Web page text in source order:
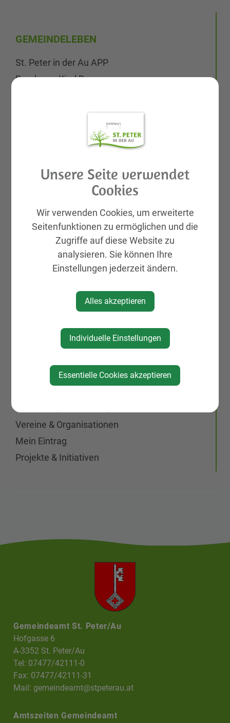
GEMEINDELEBEN
St. Peter in der Au APP
Rund ums Kind Basar
Kinderbetreuung
Schulen
Grundstücke & Wohnungen
Medizinische Versorgung
Nacht- & Wochenenddienste
Medizinische Dienstleister
Natur, Sport & Erholung
Vereine & Organisationen
Mein Eintrag
Projekte & Initiativen
Gemeindeamt St. Peter/Au
Hofgasse 6
A-3352 St. Peter/Au
Tel: 07477/42111-0
Fax: 07477/42111-31
Mail:gemeindeamt@stpeterau.at
Amtszeiten Gemeindeamt
Unsere Seite verwendet
Cookies
Wir verwenden Cookies, um erweiterte
Seitenfunktionen zu ermöglichen und die
Zugriffe auf diese Website zu
analysieren. Sie können Ihre
Einstellungen jederzeit ändern.
Alles akzeptieren
Individuelle Einstellungen
Essentielle Cookies akzeptieren